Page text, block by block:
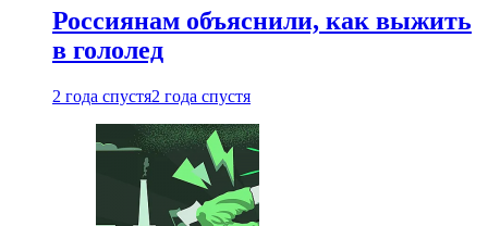
Россиянам объяснили, как выжить
в гололед
2 года спустя2 года спустя